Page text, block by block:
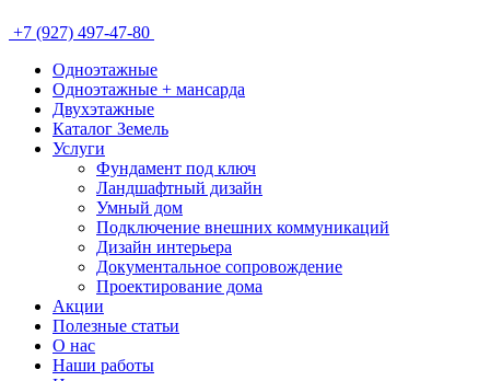
+7 (927) 497-47-80
Одноэтажные
Одноэтажные + мансарда
Двухэтажные
Каталог Земель
Услуги
Фундамент под ключ
Ландшафтный дизайн
Умный дом
Подключение внешних коммуникаций
Дизайн интерьера
Документальное сопровождение
Проектирование дома
Акции
Полезные статьи
О нас
Наши работы